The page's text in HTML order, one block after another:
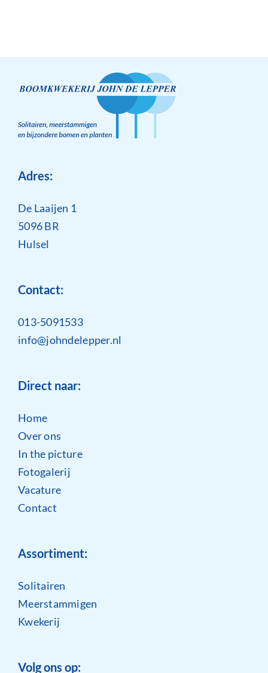
Adres:
De Laaijen 1
5096 BR
Hulsel
Contact:
013-5091533
info@johndelepper.nl
Direct naar:
Home
Over ons
In the picture
Fotogalerij
Vacature
Contact
Assortiment:
Solitairen
Meerstammigen
Kwekerij
Volg ons op: